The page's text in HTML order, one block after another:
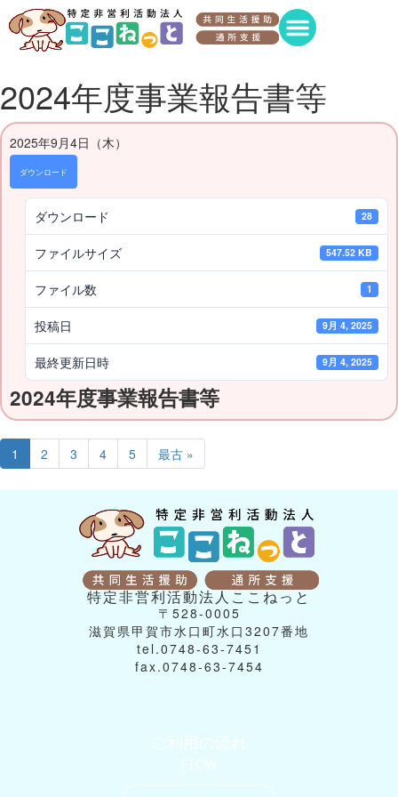
2024年度事業報告書等
2025年9月4日（木）
ダウンロード
ダウンロード 28
ファイルサイズ 547.52 KB
ファイル数 1
投稿日 9月 4, 2025
最終更新日時 9月 4, 2025
2024年度事業報告書等
1 2 3 4 5 最古 »
特定非営利活動法人ここねっと
〒528-0005
滋賀県甲賀市水口町水口3207番地
tel.0748-63-7451
fax.0748-63-7454
ご利用の流れ
FLOW